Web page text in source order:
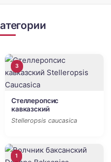
3
Стеллеропсис
кавказский
Stelleropsis caucasica
1